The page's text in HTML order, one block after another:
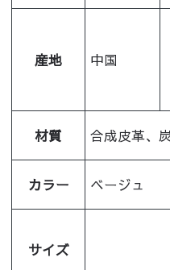
産地 中国
材質 合成皮革、
カラー ベージュ
サイズ